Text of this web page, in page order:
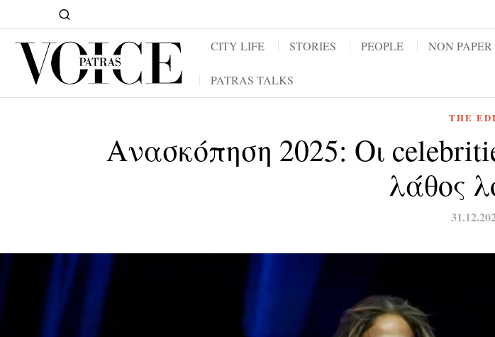
CITY LIFE STORIES PEOPLE NON PAPER
PATRAS TALKS
THE
Ανασκόπηση 2025: Οι
λάθος